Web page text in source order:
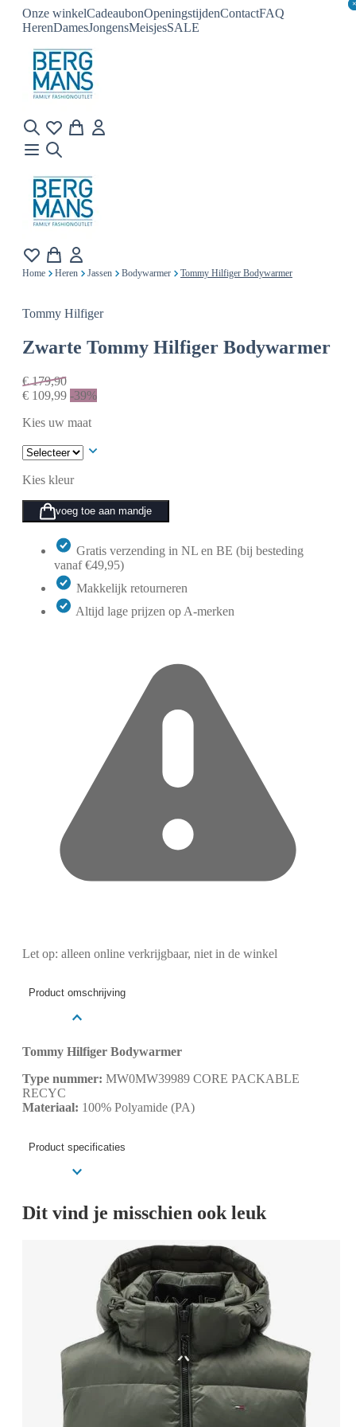
Onze winkelCadeaubonOpeningstijdenContactFAQ
HerenDamesJongensMeisjesSALE
×
×
Home Heren Jassen Bodywarmer Tommy Hilfiger Bodywarmer
Tommy Hilfiger
Zwarte Tommy Hilfiger Bodywarmer
€179,90
€ 109,99 -39%
Kies uw maat
Kies kleur
voeg toe aan mandje
Gratis verzending in NL en BE (bij besteding
vanaf €49,95)
Makkelijk retourneren
Altijd lage prijzen op A-merken
Let op: alleen online verkrijgbaar, niet in de winkel
Product omschrijving
Tommy Hilfiger Bodywarmer
Type nummer: MW0MW39989 CORE PACKABLE
RECYC
Materiaal: 100% Polyamide (PA)
Product specificaties
Dit vind je misschien ook leuk